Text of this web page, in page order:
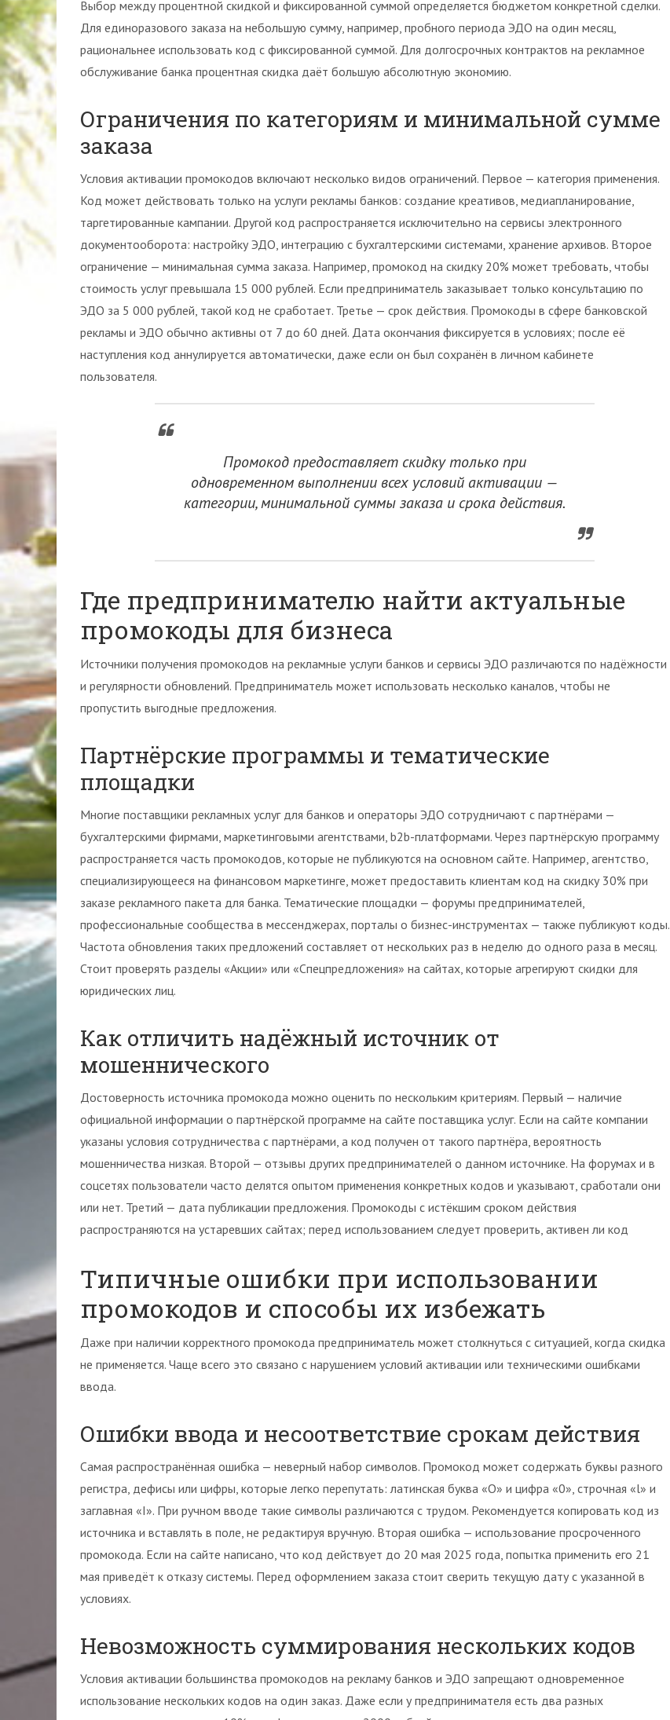
Выбор между процентной скидкой и фиксированной суммой определяется бюджетом конкретной сделки.
Для единоразового заказа на небольшую сумму, например, пробного периода ЭДО на один месяц,
рациональнее использовать код с фиксированной суммой. Для долгосрочных контрактов на рекламное
обслуживание банка процентная скидка даёт большую абсолютную экономию.
Ограничения по категориям и минимальной сумме
заказа
Условия активации промокодов включают несколько видов ограничений. Первое — категория применения.
Код может действовать только на услуги рекламы банков: создание креативов, медиапланирование,
таргетированные кампании. Другой код распространяется исключительно на сервисы электронного
документооборота: настройку ЭДО, интеграцию с бухгалтерскими системами, хранение архивов. Второе
ограничение — минимальная сумма заказа. Например, промокод на скидку 20% может требовать, чтобы
стоимость услуг превышала 15 000 рублей. Если предприниматель заказывает только консультацию по
ЭДО за 5 000 рублей, такой код не сработает. Третье — срок действия. Промокоды в сфере банковской
рекламы и ЭДО обычно активны от 7 до 60 дней. Дата окончания фиксируется в условиях; после её
наступления код аннулируется автоматически, даже если он был сохранён в личном кабинете
пользователя.
Промокод предоставляет скидку только при
одновременном выполнении всех условий активации —
категории, минимальной суммы заказа и срока действия.
Где предпринимателю найти актуальные
промокоды для бизнеса
Источники получения промокодов на рекламные услуги банков и сервисы ЭДО различаются по надёжности
и регулярности обновлений. Предприниматель может использовать несколько каналов, чтобы не
пропустить выгодные предложения.
Партнёрские программы и тематические
площадки
Многие поставщики рекламных услуг для банков и операторы ЭДО сотрудничают с партнёрами —
бухгалтерскими фирмами, маркетинговыми агентствами, b2b-платформами. Через партнёрскую программу
распространяется часть промокодов, которые не публикуются на основном сайте. Например, агентство,
специализирующееся на финансовом маркетинге, может предоставить клиентам код на скидку 30% при
заказе рекламного пакета для банка. Тематические площадки — форумы предпринимателей,
профессиональные сообщества в мессенджерах, порталы о бизнес-инструментах — также публикуют коды.
Частота обновления таких предложений составляет от нескольких раз в неделю до одного раза в месяц.
Стоит проверять разделы «Акции» или «Спецпредложения» на сайтах, которые агрегируют скидки для
юридических лиц.
Как отличить надёжный источник от
мошеннического
Достоверность источника промокода можно оценить по нескольким критериям. Первый — наличие
официальной информации о партнёрской программе на сайте поставщика услуг. Если на сайте компании
указаны условия сотрудничества с партнёрами, а код получен от такого партнёра, вероятность
мошенничества низкая. Второй — отзывы других предпринимателей о данном источнике. На форумах и в
соцсетях пользователи часто делятся опытом применения конкретных кодов и указывают, сработали они
или нет. Третий — дата публикации предложения. Промокоды с истёкшим сроком действия
распространяются на устаревших сайтах; перед использованием следует проверить, активен ли код
Типичные ошибки при использовании
промокодов и способы их избежать
Даже при наличии корректного промокода предприниматель может столкнуться с ситуацией, когда скидка
не применяется. Чаще всего это связано с нарушением условий активации или техническими ошибками
ввода.
Ошибки ввода и несоответствие срокам действия
Самая распространённая ошибка — неверный набор символов. Промокод может содержать буквы разного
регистра, дефисы или цифры, которые легко перепутать: латинская буква «O» и цифра «0», строчная «l» и
заглавная «I». При ручном вводе такие символы различаются с трудом. Рекомендуется копировать код из
источника и вставлять в поле, не редактируя вручную. Вторая ошибка — использование просроченного
промокода. Если на сайте написано, что код действует до 20 мая 2025 года, попытка применить его 21
мая приведёт к отказу системы. Перед оформлением заказа стоит сверить текущую дату с указанной в
условиях.
Невозможность суммирования нескольких кодов
Условия активации большинства промокодов на рекламу банков и ЭДО запрещают одновременное
использование нескольких кодов на один заказ. Даже если у предпринимателя есть два разных